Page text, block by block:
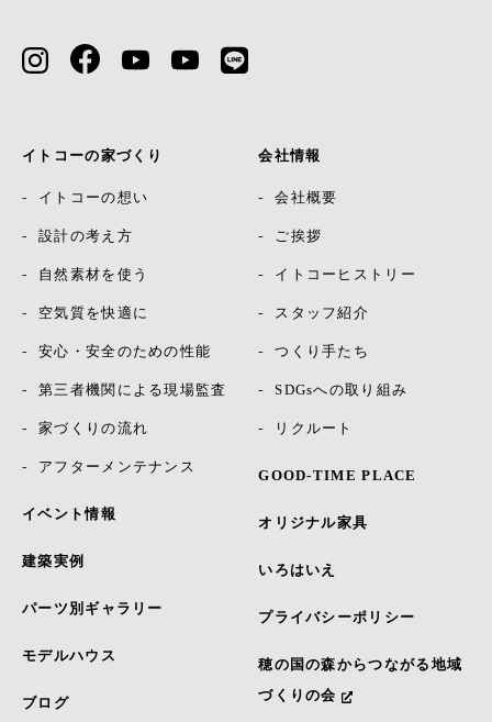
イトコーの家づくり
イトコーの想い
設計の考え方
自然素材を使う
空気質を快適に
安心・安全のための性能
第三者機関による現場監査
家づくりの流れ
アフターメンテナンス
イベント情報
建築実例
パーツ別ギャラリー
モデルハウス
ブログ
会社情報
会社概要
ご挨拶
イトコーヒストリー
スタッフ紹介
つくり手たち
SDGsへの取り組み
リクルート
GOOD-TIME PLACE
オリジナル家具
いろはいえ
プライバシーポリシー
穂の国の森からつながる地域
づくりの会